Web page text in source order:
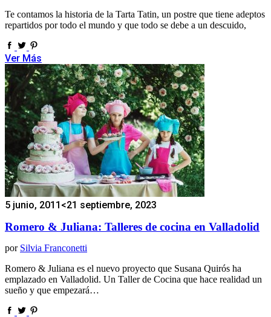
Te contamos la historia de la Tarta Tatin, un postre que tiene adeptos
repartidos por todo el mundo y que todo se debe a un descuido,
Ver Más
5 junio, 2011 <21 septiembre, 2023
Romero & Juliana: Talleres de cocina en Valladolid
por Silvia Franconetti
Romero & Juliana es el nuevo proyecto que Susana Quirós ha
emplazado en Valladolid. Un Taller de Cocina que hace realidad un
sueño y que empezará…